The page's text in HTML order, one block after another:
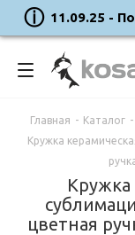
11.09.25 -
Главная - Каталог -
Кружка
Кружка
цветная